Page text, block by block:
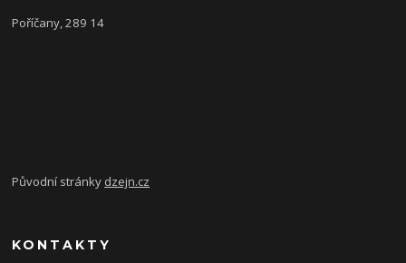
Poříčany, 289 14
Původní stránky dzejn.cz
KONTAKTY